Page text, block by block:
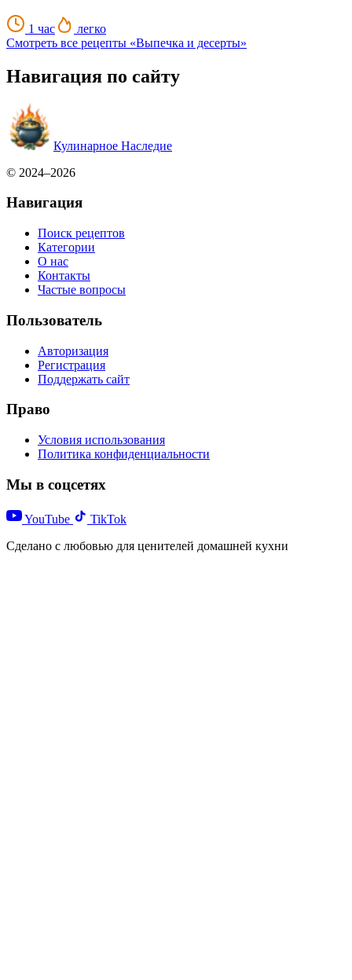
1 час
легко
Смотреть все рецепты «Выпечка и десерты»
Навигация по сайту
Кулинарное Наследие
© 2024–2026
Навигация
Поиск рецептов
Категории
О нас
Контакты
Частые вопросы
Пользователь
Авторизация
Регистрация
Поддержать сайт
Право
Условия использования
Политика конфиденциальности
Мы в соцсетях
YouTube
TikTok
Сделано с любовью для ценителей домашней кухни